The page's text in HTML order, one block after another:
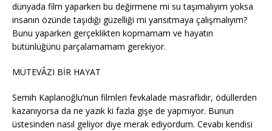
dünyada film yaparken bu değirmene mi su taşımalıyım yoksa
insanın özünde taşıdığı güzelliği mi yansıtmaya çalışmalıyım?
Bunu yaparken gerçeklikten kopmamam ve hayatın
bütünlüğünü parçalamamam gerekiyor.
MÜTEVÂZI BİR HAYAT
Semih Kaplanoğlu’nun filmleri fevkalade masraflıdır, ödüllerden
kazanıyorsa da ne yazık ki fazla gişe de yapmıyor. Bunun
üstesinden nasıl geliyor diye merak ediyordum. Cevabı kendisi